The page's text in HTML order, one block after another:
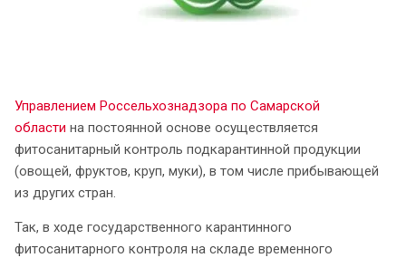
Управлением Россельхознадзора по Самарской
области на постоянной основе осуществляется
фитосанитарный контроль подкарантинной продукции
(овощей, фруктов, круп, муки), в том числе прибывающей
из других стран.
Так, в ходе государственного карантинного
фитосанитарного контроля на складе временного